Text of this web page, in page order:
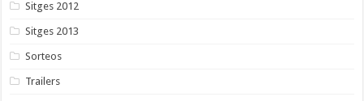
Sitges 2012
Sitges 2013
Sorteos
Trailers